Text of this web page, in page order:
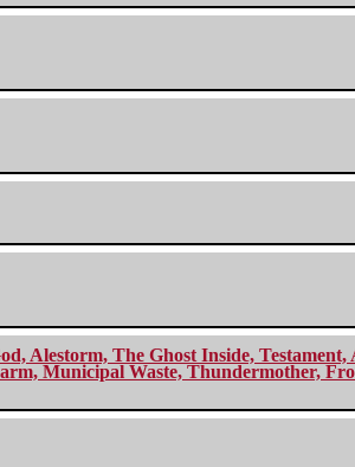
Alestorm, The Ghost Inside,
Municipal Waste, Thundermother,